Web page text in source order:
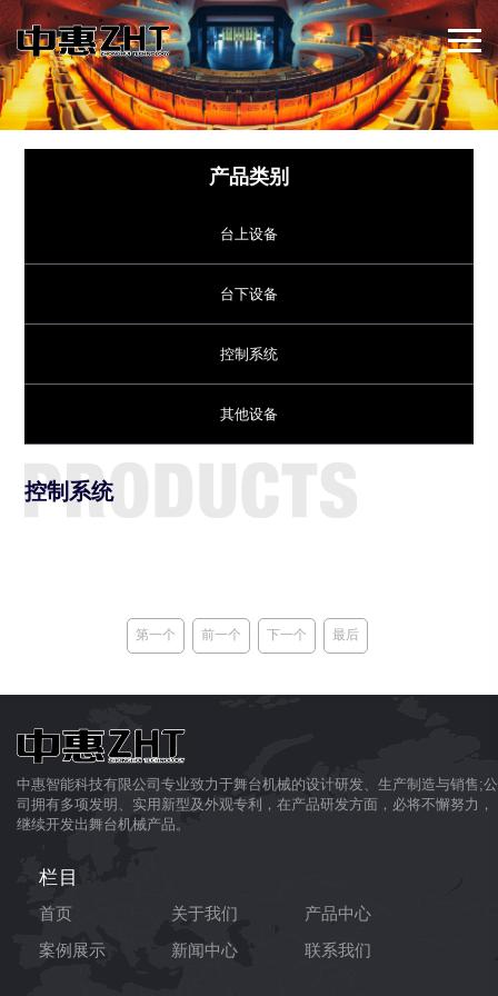
产品类别
台上设备
台下设备
控制系统
其他设备
控制系统
第一个 前一个 下一个 最后
中惠智能科技有限公司专业致力于舞台机械的设计研发、生产制造与销售;公
司拥有多项发明、实用新型及外观专利，在产品研发方面，必将不懈努力，
继续开发出舞台机械产品。
栏目
首页 关于我们
产品中心
案例展示
新闻中心 联系我们